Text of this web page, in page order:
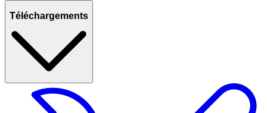
Téléchargements